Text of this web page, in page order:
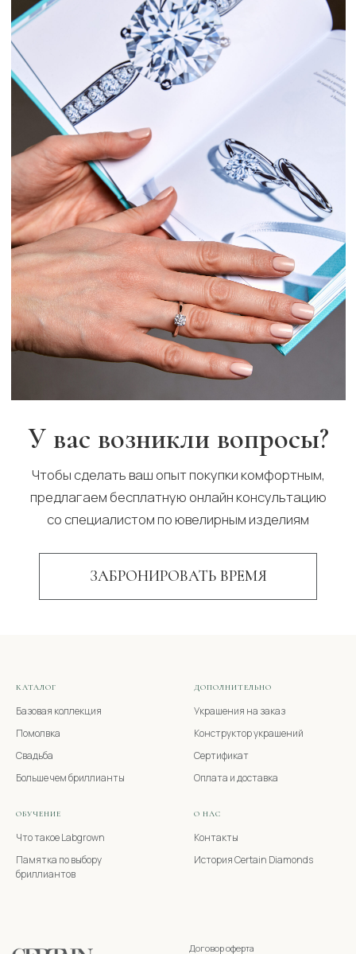
КАТАЛОГ
Базовая коллекция
Помолвка
Свадьба
Больше чем бриллианты
ДОПОЛНИТЕЛЬНО
Украшения на заказ
Конструктор украшений
Сертификат
Оплата и доставка
ОБУЧЕНИЕ
Что такое Labgrown
Памятка по выбору
бриллиантов
О НАС
Контакты
История Certain Diamonds
ИП Кигель Ольга Михайловна
119071, Москва, Ленинский проспект 15
ИНН:
165913881905
р/с40802810200280909533
к/с30101810145250000411
Политика конфиденциальности
Договор оферта